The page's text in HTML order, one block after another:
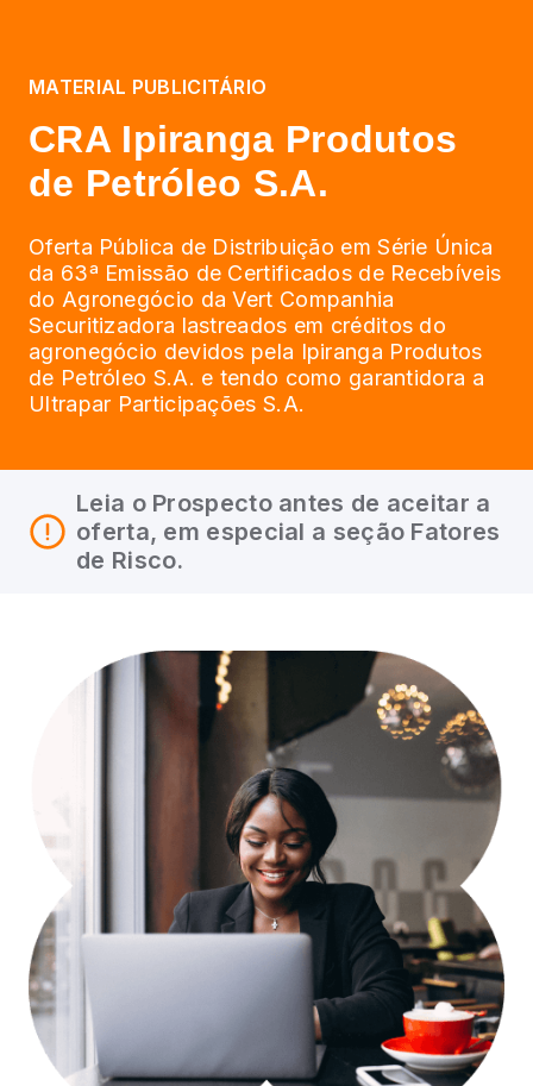
MATERIAL PUBLICITÁRIO
CRA Ipiranga Produtos
de Petróleo S.A.
Oferta Pública de Distribuição em Série Única
da 63ª Emissão de Certificados de Recebíveis
do Agronegócio da Vert Companhia
Securitizadora lastreados em créditos do
agronegócio devidos pela Ipiranga Produtos
de Petróleo S.A. e tendo como garantidora a
Ultrapar Participações S.A.
Leia o Prospecto antes de aceitar a
oferta, em especial a seção Fatores
de Risco.